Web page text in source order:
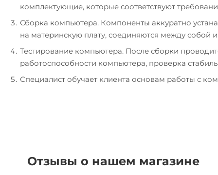
комплектующие, которые соответствуют
Сборка компьютера. Компоненты аккуратно
на материнскую плату, соединяются между собой
Тестирование компьютера. После сборки
работоспособности компьютера, проверка
Специалист обучает клиента основам работы с
Отзывы о нашем магазине